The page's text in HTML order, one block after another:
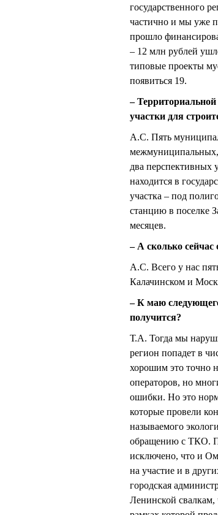
государственного
частично и мы уже
прошло
– 12 млн рублей
типовые проекты
появиться 19.
–
участки для
А.С. Пять
межмуниципальных,
два перспективных
находится в
участка – под
станцию в поселке
месяцев.
– А сколько
А.С. Всего у нас
Калачинском и
– К маю
получится?
Т.А. Тогда мы
регион попадет в
хорошим это точно
операторов, но
ошибки. Но это
которые провели
называемого
обращению с ТКО.
исключено, что и
на участие и в
городская
Ленинской свалкам,